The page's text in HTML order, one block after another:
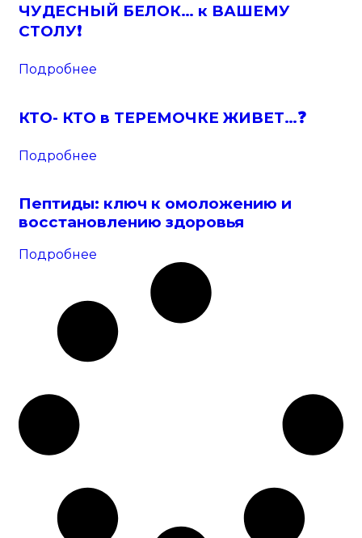
ЧУДЕСНЫЙ БЕЛОК… к ВАШЕМУ
СТОЛУ❗️
Подробнее
КТО- КТО в ТЕРЕМОЧКЕ ЖИВЕТ…❓
Подробнее
Пептиды: ключ к омоложению и
восстановлению здоровья
Подробнее